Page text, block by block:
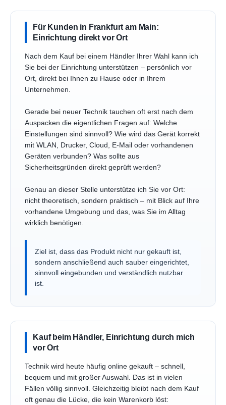
Für Kunden in Frankfurt am Main:
Einrichtung direkt vor Ort
Nach dem Kauf bei einem Händler Ihrer Wahl kann ich
Sie bei der Einrichtung unterstützen – persönlich vor
Ort, direkt bei Ihnen zu Hause oder in Ihrem
Unternehmen.
Gerade bei neuer Technik tauchen oft erst nach dem
Auspacken die eigentlichen Fragen auf: Welche
Einstellungen sind sinnvoll? Wie wird das Gerät korrekt
mit WLAN, Drucker, Cloud, E-Mail oder vorhandenen
Geräten verbunden? Was sollte aus
Sicherheitsgründen direkt geprüft werden?
Genau an dieser Stelle unterstütze ich Sie vor Ort:
nicht theoretisch, sondern praktisch – mit Blick auf Ihre
vorhandene Umgebung und das, was Sie im Alltag
wirklich benötigen.
Ziel ist, dass das Produkt nicht nur gekauft ist,
sondern anschließend auch sauber eingerichtet,
sinnvoll eingebunden und verständlich nutzbar
ist.
Kauf beim Händler, Einrichtung durch mich
vor Ort
Technik wird heute häufig online gekauft – schnell,
bequem und mit großer Auswahl. Das ist in vielen
Fällen völlig sinnvoll. Gleichzeitig bleibt nach dem Kauf
oft genau die Lücke, die kein Warenkorb löst: